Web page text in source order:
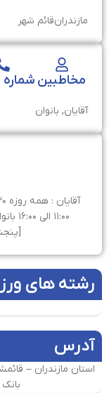
مازندرانقائم شهر
مخاطبین
آقایان, بانوان
رشته های
آدرس